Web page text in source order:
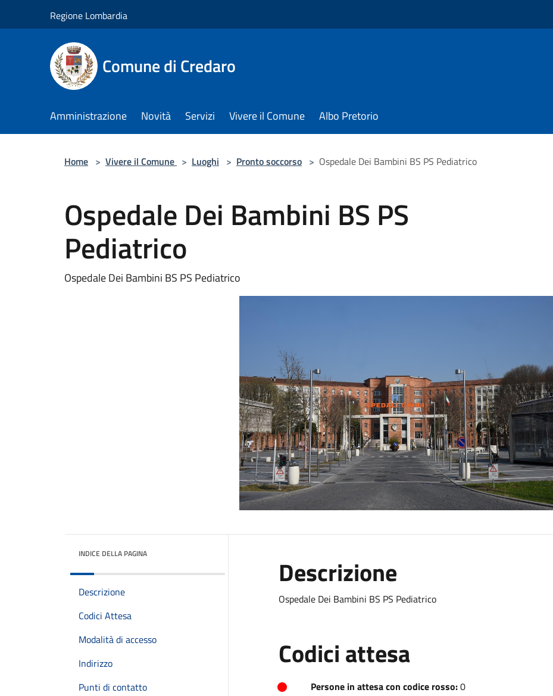
Regione Lombardia
Comune di Credaro
Amministrazione Novità Servizi Vivere il Comune Albo Pretorio
Home > Vivere il Comune > Luoghi > Pronto soccorso > Ospedale Dei Bambini BS PS Pediatrico
Ospedale Dei Bambini BS PS
Pediatrico
Ospedale Dei Bambini BS PS Pediatrico
INDICE DELLA PAGINA
Descrizione
Codici Attesa
Modalità di accesso
Indirizzo
Punti di contatto
Descrizione
Ospedale Dei Bambini BS PS Pediatrico
Codici attesa
Persone in attesa con codice rosso:0